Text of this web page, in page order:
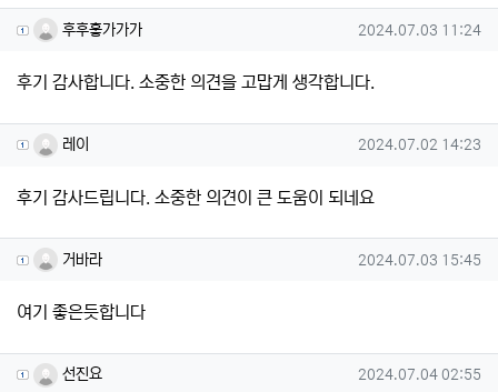
후후훟가가가님의 댓글
후후훟가가가 작성일
2024.07.03 11:24
후기 감사합니다. 소중한 의견을 고맙게 생각합니다.
레이님의 댓글
레이 작성일
2024.07.02 14:23
후기 감사드립니다. 소중한 의견이 큰 도움이 되네요
거바라님의 댓글
거바라 작성일
2024.07.03 15:45
여기 좋은듯합니다
선진요님의 댓글
선진요 작성일
2024.07.04 02:55